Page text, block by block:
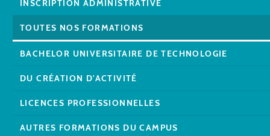
INSCRIPTION ADMINISTRATIVE
TOUTES NOS FORMATIONS
BACHELOR UNIVERSITAIRE DE TECHNOLOGIE
DU CRÉATION D'ACTIVITÉ
LICENCES PROFESSIONNELLES
AUTRES FORMATIONS DU CAMPUS